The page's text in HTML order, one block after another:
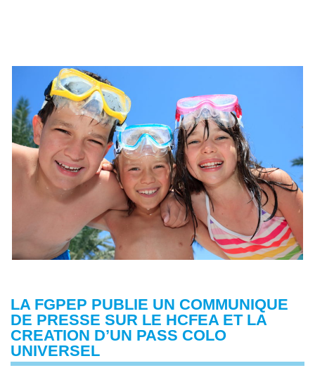
LA FGPEP PUBLIE UN COMMUNIQUE
DE PRESSE SUR LE HCFEA ET LA
CREATION D’UN PASS COLO
UNIVERSEL